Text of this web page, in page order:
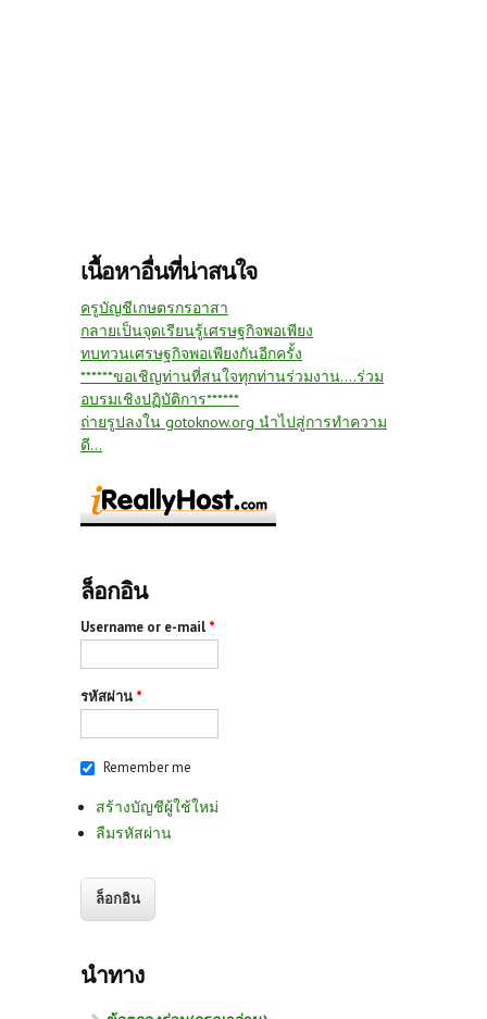
เนื้อหาอื่นที่น่าสนใจ
ครูบัญชีเกษตรกรอาสา
กลายเป็นจุดเรียนรู้เศรษฐกิจพอเพียง
ทบทวนเศรษฐกิจพอเพียงกันอีกครั้ง
******ขอเชิญท่านที่สนใจทุกท่านร่วมงาน....ร่วม
อบรมเชิงปฏิบัติการ******
ถ่ายรูปลงใน gotoknow.org นำไปสู่การทำความ
ดี...
ล็อกอิน
Username or e-mail *
รหัสผ่าน *
Remember me
สร้างบัญชีผู้ใช้ใหม่
ลืมรหัสผ่าน
นำทาง